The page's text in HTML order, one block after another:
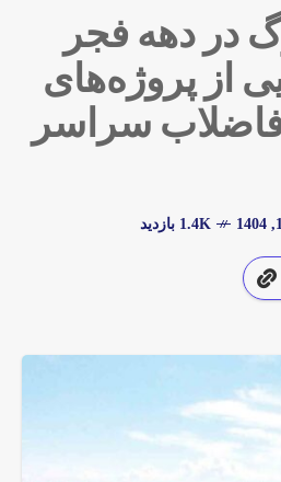
در دهه فجر
از پروژه‌های
سراسر
1.4K بازدید